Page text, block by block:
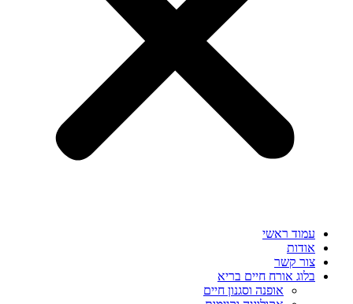
עמוד ראשי
אודות
צור קשר
בלוג אורח חיים בריא
אופנה וסגנון חיים